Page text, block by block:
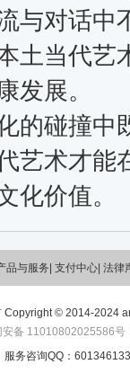
与对话
土当代
发展。
碰撞中
艺术才
化价值。
产品与服务| 支付中心| 法
Copyright © 2014-
安备 11010802025586号
服务咨询QQ：